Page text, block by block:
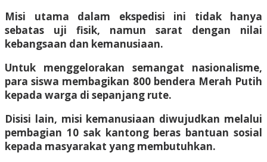
Misi utama dalam ekspedisi ini tidak hanya
sebatas uji fisik, namun sarat dengan nilai
kebangsaan dan kemanusiaan.
Untuk menggelorakan semangat nasionalisme,
para siswa membagikan 800 bendera Merah Putih
kepada warga di sepanjang rute.
Disisi lain, misi kemanusiaan diwujudkan melalui
pembagian 10 sak kantong beras bantuan sosial
kepada masyarakat yang membutuhkan.